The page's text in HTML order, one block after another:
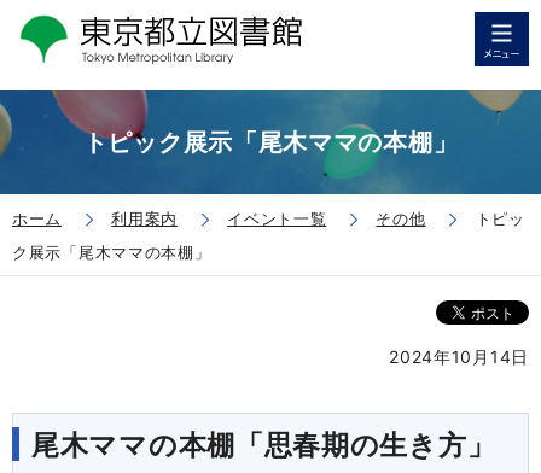
トピック展示「尾木ママの本棚」
ホーム 利用案内 イベント一覧 その他
トピッ
ク展示「尾木ママの本棚」
2024年10月14日
尾木ママの本棚「思春期の生き方」